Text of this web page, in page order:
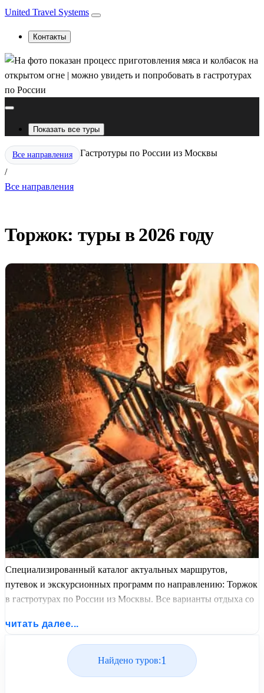
United Travel Systems
Контакты
Показать все туры
Все направления
/
Гастротуры по России из Москвы
Все направления
Торжок: туры в 2026 году
Специализированный каталог актуальных маршрутов,
путевок и экскурсионных программ по направлению: Торжок
в гастротурах по России из Москвы. Все варианты отдыха со
проездом и актуальным графиком заездов от United Travel
читать далее...
Найдено туров:1